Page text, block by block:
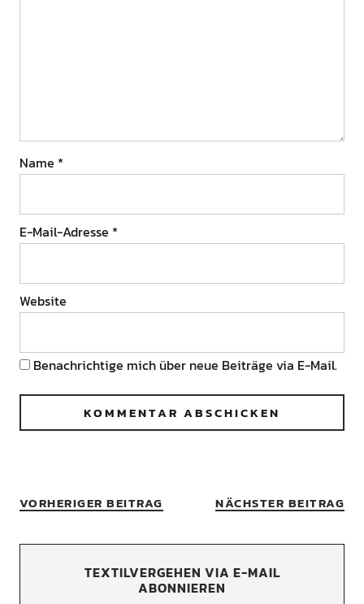
Name *
E-Mail-Adresse *
Website
Benachrichtige mich über neue Beiträge via E-Mail.
VORHERIGER BEITRAG NÄCHSTER BEITRAG
TEXTILVERGEHEN VIA E-MAIL
ABONNIEREN